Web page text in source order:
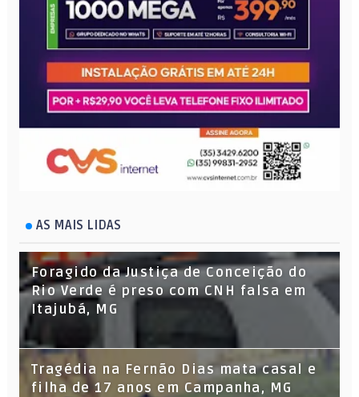
AS MAIS LIDAS
Foragido da Justiça de Conceição do
Rio Verde é preso com CNH falsa em
Itajubá, MG
Tragédia na Fernão Dias mata casal e
filha de 17 anos em Campanha, MG